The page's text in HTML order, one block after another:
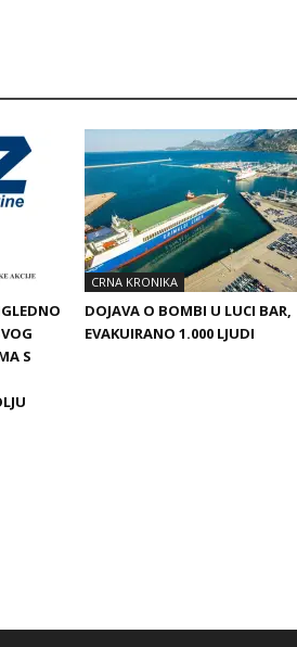
S
CRNA KRONIKA
DOJAVA O BOMBI U LUCI BAR,
EVAKUIRANO 1.000 LJUDI